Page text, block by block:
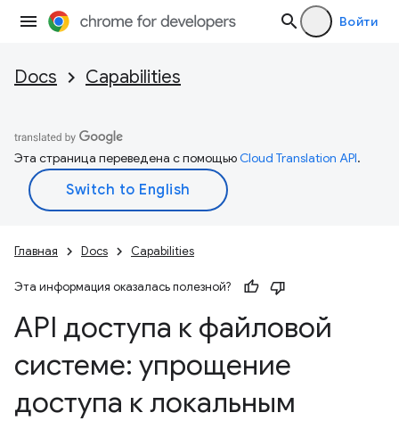
Войти
Docs Capabilities
Эта страница переведена с помощьюCloud Translation API.
Главная Docs Capabilities
Эта информация оказалась полезной?
API доступа к файловой
системе: упрощение
доступа к локальным